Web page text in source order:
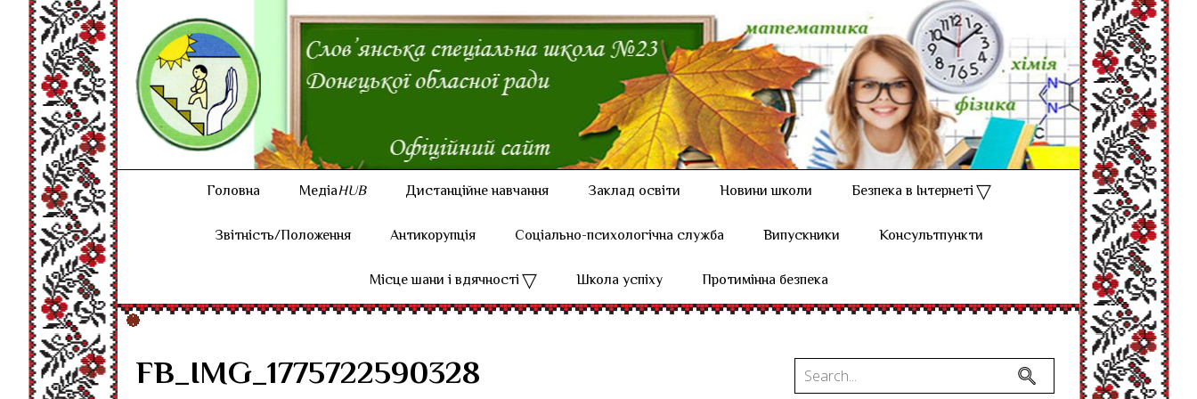
Головна МедіаHUB Дистанційне навчання Заклад освіти Новини школи
Безпека в Інтернеті
Звітність/Положення
Антикорупція Соціально-психологічна служба Випускники
Консультпункти
Місце шани і вдячності
Школа успіху Протимінна безпека
FB_IMG_1775722590328